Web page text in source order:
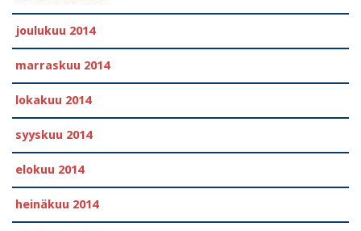
joulukuu 2014
marraskuu 2014
lokakuu 2014
syyskuu 2014
elokuu 2014
heinäkuu 2014